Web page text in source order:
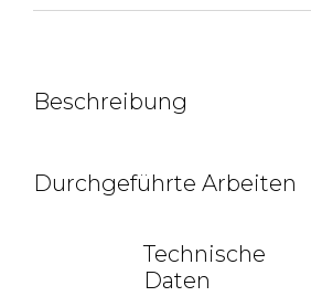
Beschreibung
Durchgeführte Arbeiten
Technische
Daten